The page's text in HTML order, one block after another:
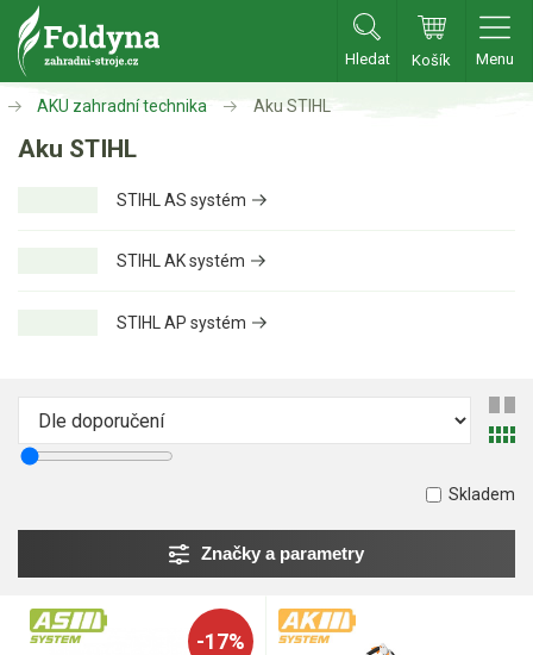
Hledat Košík Menu
Zahradní traktory
Zahradní traktory
Zahradní ridery
Benzínové sekačky
Akumulátorové sekačky
Křovinořezy a vyžínače
AKU zahradní technika Aku STIHL
Aku STIHL
STIHL AS systém
STIHL AK systém
STIHL AP systém
Skladem
Značky a parametry
-17%